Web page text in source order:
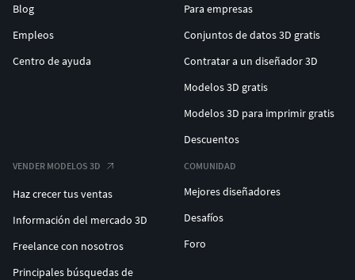
Blog
Empleos
Centro de ayuda
Para empresas
Conjuntos de datos 3D gratis
Contratar a un diseñador 3D
Modelos 3D gratis
Modelos 3D para imprimir gratis
Descuentos
VENDER MODELOS 3D
Haz crecer tus ventas
Información del mercado 3D
Freelance con nosotros
Principales búsquedas de
COMUNIDAD
Mejores diseñadores
Desafíos
Foro